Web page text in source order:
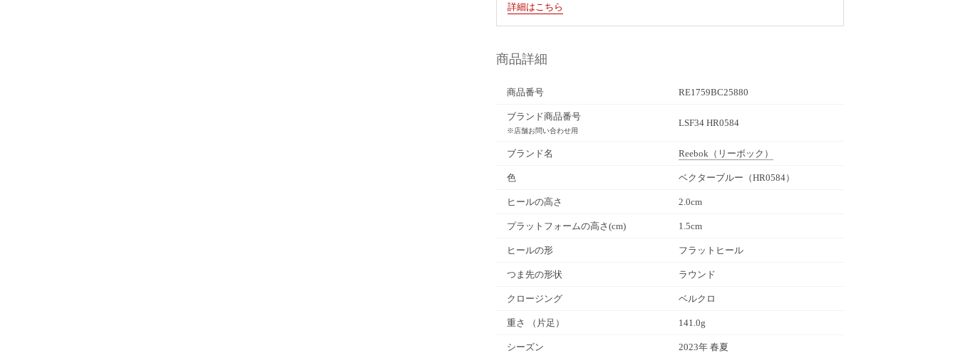
詳細はこちら
商品詳細
商品番号 RE1759BC25880
ブランド商品番号
※店舗お問い合わせ用
LSF34 HR0584
ブランド名 Reebok （リーボック）
色 ベクターブルー（HR0584）
ヒールの高さ 2.0cm
プラットフォームの高さ(cm) 1.5cm
ヒールの形 フラットヒール
つま先の形状 ラウンド
クロージング ベルクロ
重さ （片足） 141.0g
シーズン 2023年 春夏